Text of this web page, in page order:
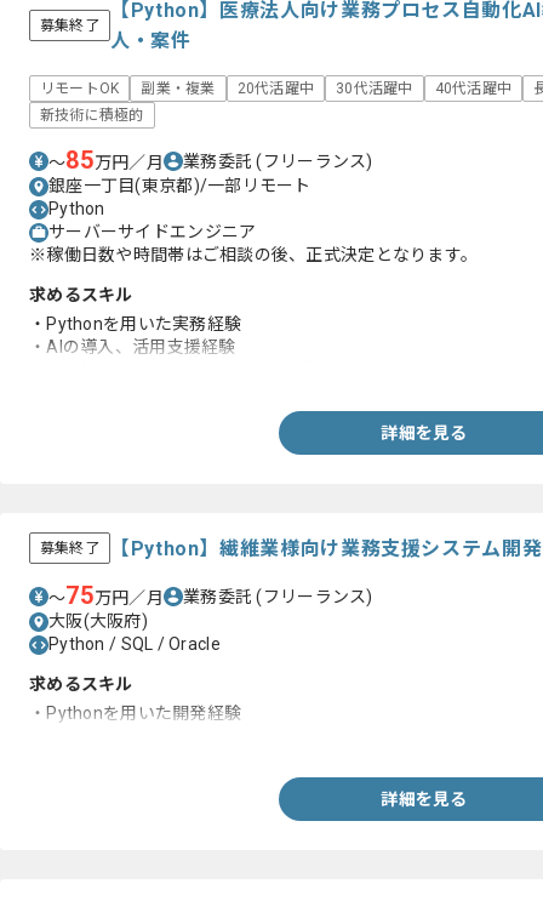
募集終了
【Python】医療法人向け業務プロセス自動化
人・案件
リモートOK 副業・複業 20代活躍中 30代活躍中 40代活躍中
新技術に積極的
〜85万円／月 業務委託(フリーランス)
銀座一丁目(東京都)/一部リモート
Python
サーバーサイドエンジニア
※稼働日数や時間帯はご相談の後、正式決定となります。
求めるスキル
・Pythonを用いた実務経験
・AIの導入、活用支援経験
詳細を見る
募集終了 【Python】繊維業様向け業務支援システム開
〜75万円／月 業務委託(フリーランス)
大阪(大阪府)
Python / SQL / Oracle
求めるスキル
・Pythonを用いた開発経験
詳細を見る